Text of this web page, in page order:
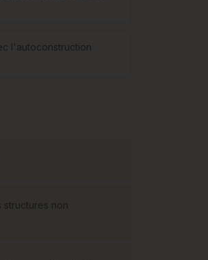
l'autoconstruction
non